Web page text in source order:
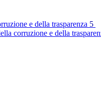
e della trasparenza 5
corruzione e della